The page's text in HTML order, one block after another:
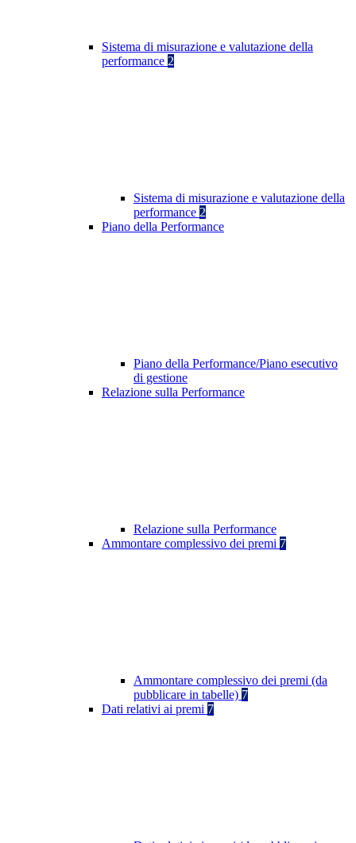
Sistema di misurazione e valutazione della
performance 2
Sistema di misurazione e valutazione della
performance 2
Piano della Performance
Piano della Performance/Piano esecutivo
di gestione
Relazione sulla Performance
Relazione sulla Performance
Ammontare complessivo dei premi 7
Ammontare complessivo dei premi (da
pubblicare in tabelle) 7
Dati relativi ai premi 7